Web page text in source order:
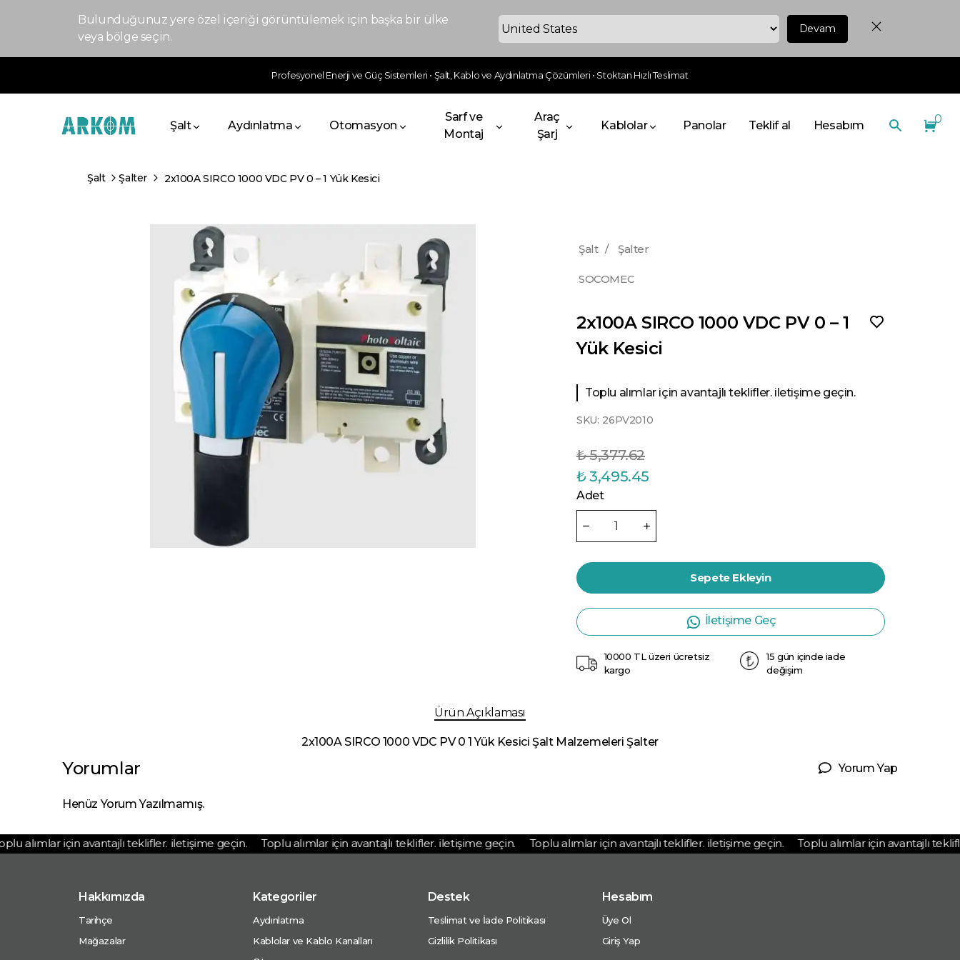
Bulunduğunuz yere özel içeriği görüntülemek için başka bir ülke
veya bölge seçin.
Devam
Profesyonel Enerji ve Güç Sistemleri • Şalt, Kablo ve Aydınlatma Çözümleri • Stoktan Hızlı Teslimat
Şalt Aydınlatma Otomasyon
Sarf ve
Montaj
Araç
Şarj
Kablolar Panolar Teklif al Hesabım 0
Şalt Şalter 2x100A SIRCO 1000 VDC PV 0 – 1 Yük Kesici
Şalt / Şalter
SOCOMEC
2x100A SIRCO 1000 VDC PV 0 – 1
Yük Kesici
Toplu alımlar için avantajlı teklifler. iletişime geçin.
SKU: 26PV2010
₺ 5,377.62
₺ 3,495.45
Adet
Sepete Ekleyin
İletişime Geç
10000 TL üzeri ücretsiz
kargo
15 gün içinde iade
değişim
Ürün Açıklaması
2x100A SIRCO 1000 VDC PV 0 1 Yük Kesici Şalt Malzemeleri Şalter
Yorumlar Yorum Yap
Henüz Yorum Yazılmamış.
alımlar için avantajlı teklifler. iletişime geçin. Toplu alımlar için avantajlı teklifler. iletişime geçin. Toplu alımlar için avantajlı teklifler. iletişime geçin. Toplu alımlar için avantajlı
Hakkımızda
Tarihçe
Mağazalar
Kategoriler
Aydınlatma
Kablolar ve Kablo Kanalları
Destek
Teslimat ve İade Politikası
Gizlilik Politikası
Hesabım
Üye Ol
Giriş Yap